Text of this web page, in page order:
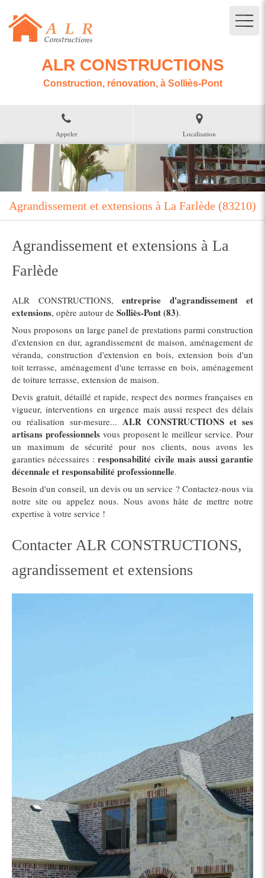
ALR CONSTRUCTIONS
Construction, rénovation, à Solliès-Pont
Appeler Localisation
Agrandissement et extensions à La Farlède (83210)
Agrandissement et extensions à La
Farlède
ALR CONSTRUCTIONS, entreprise d'agrandissement et
extensions, opère autour de Solliès-Pont (83).
Nous proposons un large panel de prestations parmi construction
d'extension en dur, agrandissement de maison, aménagement de
véranda, construction d'extension en bois, extension bois d'un
toit terrasse, aménagement d'une terrasse en bois, aménagement
de toiture terrasse, extension de maison.
Devis gratuit, détaillé et rapide, respect des normes françaises en
vigueur, interventions en urgence mais aussi respect des délais
ou réalisation sur-mesure... ALR CONSTRUCTIONS et ses
artisans professionnelsvous proposent le meilleur service. Pour
un maximum de sécurité pour nos clients, nous avons les
garanties nécessaires :responsabilité civile mais aussi garantie
décennale et responsabilité professionnelle.
Besoin d'un conseil, un devis ou un service ? Contactez-nous via
notre site ou appelez nous. Nous avons hâte de mettre notre
expertise à votre service !
Contacter ALR CONSTRUCTIONS,
agrandissement et extensions